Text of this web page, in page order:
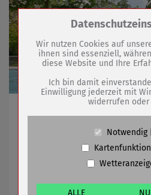
Bibliothek schnürt
Zum Betrieb der Seite
Name
PHP Session
Anbieter
Eigentümer
Wenselaar
Absicherung
Anbieter
Eigentümer
Wenselaar
Wir nutzen Cookies auf
ihnen sind essenziell,
diese Website und Ihre
Ich bin damit
Einwilligung jederzeit mit
widerrufen oder
Notwendig
ALLE